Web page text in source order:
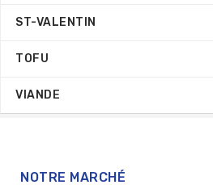
ST-VALENTIN
TOFU
VIANDE
NOTRE MARCHÉ